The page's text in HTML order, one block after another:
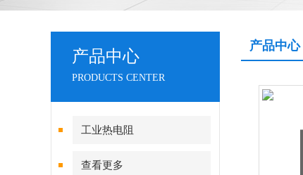
产品中心
PRODUCTS CENTER
工业热电阻
查看更多
产品中心